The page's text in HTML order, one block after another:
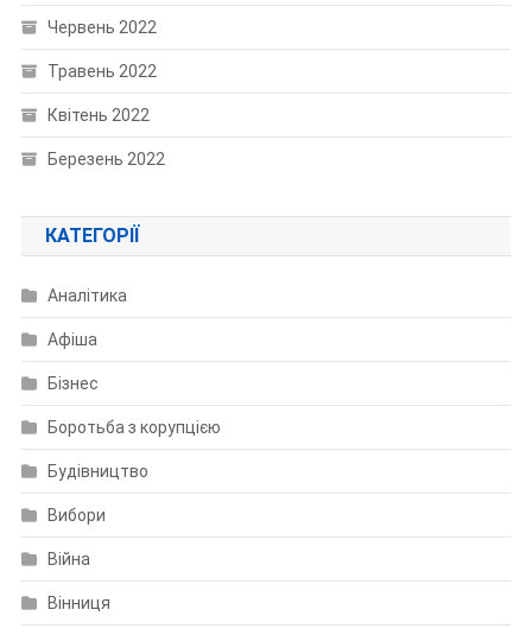
Червень 2022
Травень 2022
Квітень 2022
Березень 2022
КАТЕГОРІЇ
Аналітика
Афіша
Бізнес
Боротьба з корупцією
Будівництво
Вибори
Війна
Вінниця